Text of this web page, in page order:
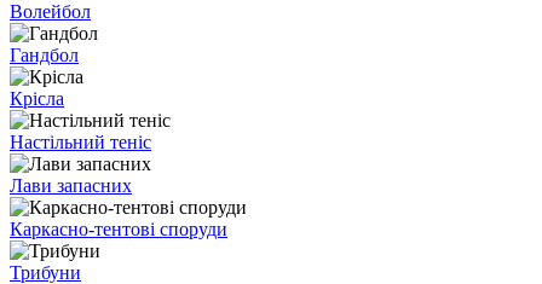
Волейбол
Гандбол
Крісла
Настільний теніс
Лави запасних
Каркасно-тентові споруди
Трибуни